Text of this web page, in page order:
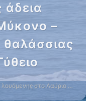
άδεια
–
στο Λαύριο …